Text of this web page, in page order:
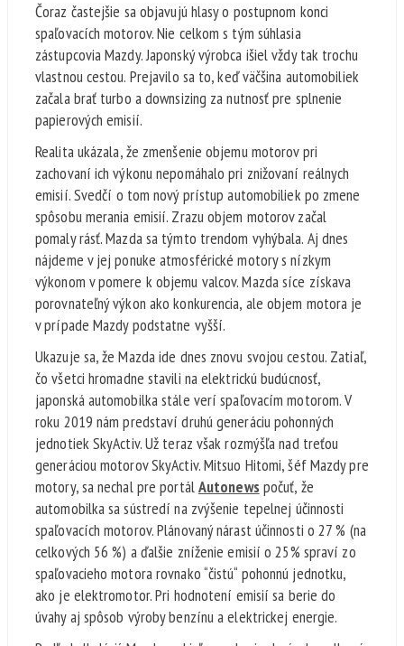
SkyActiv s objemom 2,5 l. Na európsku
špecifikáciu si ešte musíme počkať.
Čoraz častejšie sa objavujú hlasy o postupnom konci
spaľovacích motorov. Nie celkom s tým súhlasia
zástupcovia Mazdy. Japonský výrobca išiel vždy tak trochu
vlastnou cestou. Prejavilo sa to, keď väčšina automobiliek
začala brať turbo a downsizing za nutnosť pre splnenie
papierových emisií.
Realita ukázala, že zmenšenie objemu motorov pri
zachovaní ich výkonu nepomáhalo pri znižovaní reálnych
emisií. Svedčí o tom nový prístup automobiliek po zmene
spôsobu merania emisií. Zrazu objem motorov začal
pomaly rásť. Mazda sa týmto trendom vyhýbala. Aj dnes
nájdeme v jej ponuke atmosférické motory s nízkym
výkonom v pomere k objemu valcov. Mazda síce získava
porovnateľný výkon ako konkurencia, ale objem motora je
v prípade Mazdy podstatne vyšší.
Ukazuje sa, že Mazda ide dnes znovu svojou cestou. Zatiaľ,
čo všetci hromadne stavili na elektrickú budúcnosť,
japonská automobilka stále verí spaľovacím motorom. V
roku 2019 nám predstaví druhú generáciu pohonných
jednotiek SkyActiv. Už teraz však rozmýšľa nad treťou
generáciou motorov SkyActiv. Mitsuo Hitomi, šéf Mazdy pre
motory, sa nechal pre portálAutonews počuť, že
automobilka sa sústredí na zvýšenie tepelnej účinnosti
spaľovacích motorov. Plánovaný nárast účinnosti o 27 % (na
celkových 56 %) a ďalšie zníženie emisií o 25% spraví zo
spaľovacieho motora rovnako “čistú“ pohonnú jednotku,
ako je elektromotor. Pri hodnotení emisií sa berie do
úvahy aj spôsob výroby benzínu a elektrickej energie.